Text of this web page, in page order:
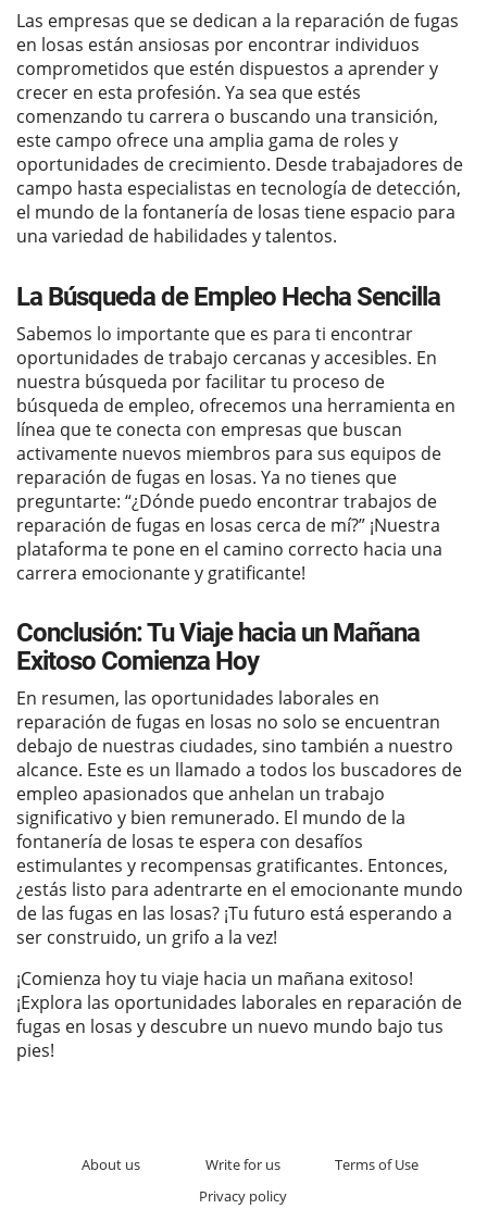
Las empresas que se dedican a la reparación de fugas
en losas están ansiosas por encontrar individuos
comprometidos que estén dispuestos a aprender y
crecer en esta profesión. Ya sea que estés
comenzando tu carrera o buscando una transición,
este campo ofrece una amplia gama de roles y
oportunidades de crecimiento. Desde trabajadores de
campo hasta especialistas en tecnología de detección,
el mundo de la fontanería de losas tiene espacio para
una variedad de habilidades y talentos.
La Búsqueda de Empleo Hecha Sencilla
Sabemos lo importante que es para ti encontrar
oportunidades de trabajo cercanas y accesibles. En
nuestra búsqueda por facilitar tu proceso de
búsqueda de empleo, ofrecemos una herramienta en
línea que te conecta con empresas que buscan
activamente nuevos miembros para sus equipos de
reparación de fugas en losas. Ya no tienes que
preguntarte: “¿Dónde puedo encontrar trabajos de
reparación de fugas en losas cerca de mí?” ¡Nuestra
plataforma te pone en el camino correcto hacia una
carrera emocionante y gratificante!
Conclusión: Tu Viaje hacia un Mañana
Exitoso Comienza Hoy
En resumen, las oportunidades laborales en
reparación de fugas en losas no solo se encuentran
debajo de nuestras ciudades, sino también a nuestro
alcance. Este es un llamado a todos los buscadores de
empleo apasionados que anhelan un trabajo
significativo y bien remunerado. El mundo de la
fontanería de losas te espera con desafíos
estimulantes y recompensas gratificantes. Entonces,
¿estás listo para adentrarte en el emocionante mundo
de las fugas en las losas? ¡Tu futuro está esperando a
ser construido, un grifo a la vez!
¡Comienza hoy tu viaje hacia un mañana exitoso!
¡Explora las oportunidades laborales en reparación de
fugas en losas y descubre un nuevo mundo bajo tus
pies!
About us Write for us
Terms of Use
Privacy policy